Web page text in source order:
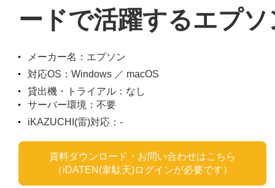
ードで活躍するエプソ
メーカー名：エプソン
対応OS：Windows ／ macOS
貸出機・トライアル：なし
サーバー環境：不要
iKAZUCHI(雷)対応：-
資料ダウンロード・お問い合わせはこちら
（iDATEN(韋駄天)ログインが必要です）